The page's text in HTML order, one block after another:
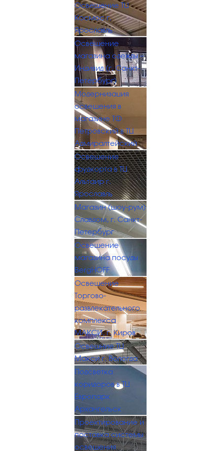
Освещение ТЦ
Космос г.
Ярославль
Освещение
магазина одежды —
Индивид (г. Санкт-
Петербург)
Модернизация
освещения в
магазине ТФ
Петровский в ТЦ
Адмиралтейский
Освещение
фудкорта в ТЦ
Альтаир г.
Ярославль
Магазин (шоу-рум)
Славдом, г. Санкт-
Петербург
Освещение
магазина посуды
BergHOFF
Освещение
Торгово-
развлекательного
комплекса
МАКСИ, г. Киров
Освещние ТЦ
Макси г. Вологда
Подсветка
коридоров в ТЦ
Европарк
Архангельск
Проектирование и
поставка системы
освещения